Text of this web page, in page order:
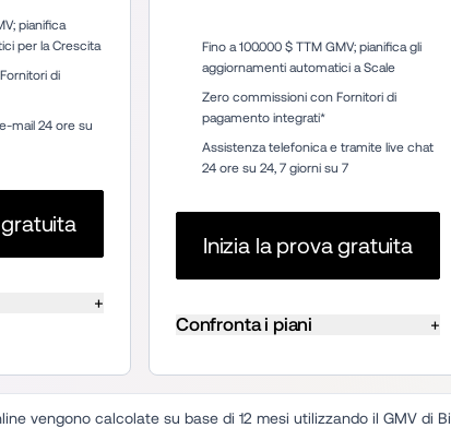
pianifica
per la Crescita
di
mail 24 ore su
+
Fino a 100.000 $ TTM GMV; pianifica gli
aggiornamenti automatici a Scale
Zero commissioni con Fornitori di
pagamento integrati*
Assistenza telefonica e tramite live chat
24 ore su 24, 7 giorni su 7
Inizia la prova gratuita
Confronta i piani +
vengono calcolate su base di 12 mesi utilizzando il GMV di